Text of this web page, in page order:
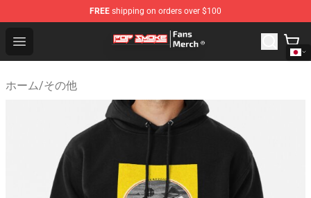
FREE shipping on orders over $100
Open menu
Pop Smoke Store - Official Pop Smoke Merchandise
ホーム/その他